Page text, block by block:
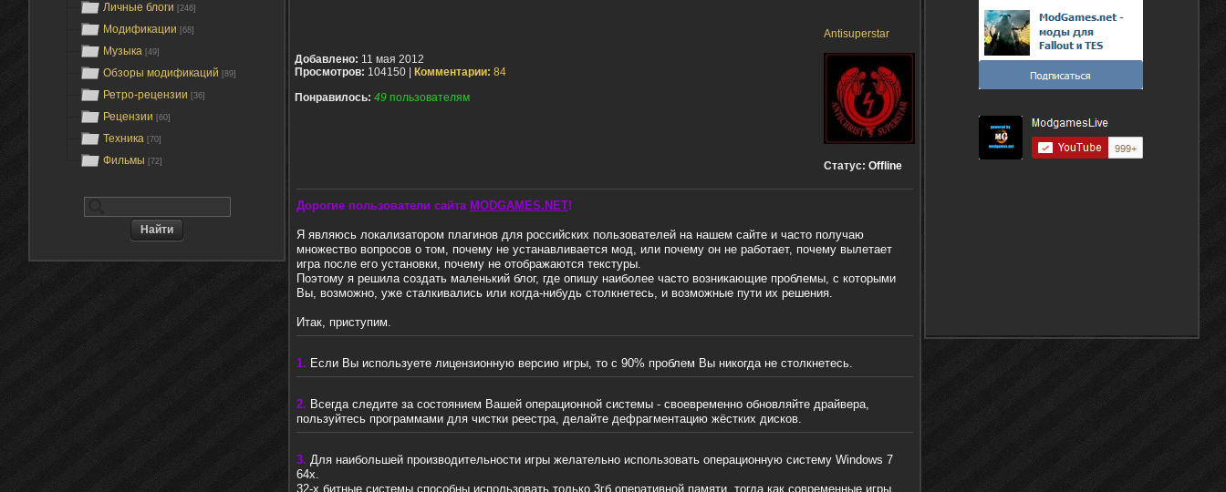
Личные блоги [246]
Модификации [68]
Музыка [49]
Обзоры модификаций [89]
Ретро-рецензии [36]
Рецензии [60]
Техника [70]
Фильмы [72]
Antisuperstar
Статус: Offline
Добавлено: 11 мая 2012
Просмотров: 104150 | Комментарии: 84
Понравилось: 49 пользователям
Дорогие пользователи сайта MODGAMES.NET!
Я являюсь локализатором плагинов для российских пользователей на нашем сайте и часто получаю
множество вопросов о том, почему не устанавливается мод, или почему он не работает, почему вылетает
игра после его установки, почему не отображаются текстуры.
Поэтому я решила создать маленький блог, где опишу наиболее часто возникающие проблемы, с которыми
Вы, возможно, уже сталкивались или когда-нибудь столкнетесь, и возможные пути их решения.
Итак, приступим.
1. Если Вы используете лицензионную версию игры, то с 90% проблем Вы никогда не столкнетесь.
2. Всегда следите за состоянием Вашей операционной системы - своевременно обновляйте драйвера,
пользуйтесь программами для чистки реестра, делайте дефрагментацию жёстких дисков.
3. Для наибольшей производительности игры желательно использовать операционную систему Windows 7
64x.
32-х битные системы способны использовать только 3гб оперативной памяти, тогда как современные игры